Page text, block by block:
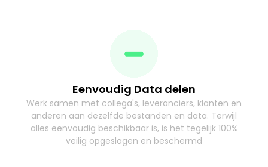
Eenvoudig Data delen
Werk samen met collega's, leveranciers, klanten en
anderen aan dezelfde bestanden en data. Terwijl
alles eenvoudig beschikbaar is, is het tegelijk 100%
veilig opgeslagen en beschermd